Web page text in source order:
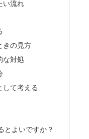
い流れ
きの見方
な対処
して考える
とよいですか？